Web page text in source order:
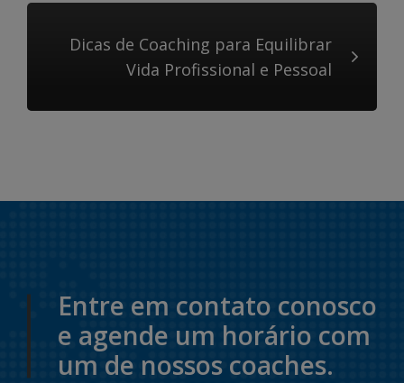
Dicas de Coaching para Equilibrar
Vida Profissional e Pessoal
Entre em contato conosco
e agende um horário com
um de nossos coaches.